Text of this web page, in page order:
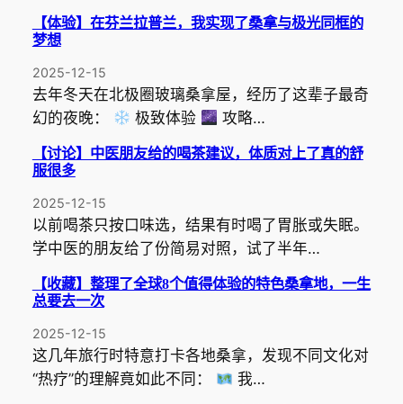
【体验】在芬兰拉普兰，我实现了桑拿与极光同框的
梦想
2025-12-15
去年冬天在北极圈玻璃桑拿屋，经历了这辈子最奇
幻的夜晚：
极致体验 攻略…
【讨论】中医朋友给的喝茶建议，体质对上了真的舒
服很多
2025-12-15
以前喝茶只按口味选，结果有时喝了胃胀或失眠。
学中医的朋友给了份简易对照，试了半年…
【收藏】整理了全球8个值得体验的特色桑拿地，一生
总要去一次
2025-12-15
这几年旅行时特意打卡各地桑拿，发现不同文化对
“热疗”的理解竟如此不同：
我…